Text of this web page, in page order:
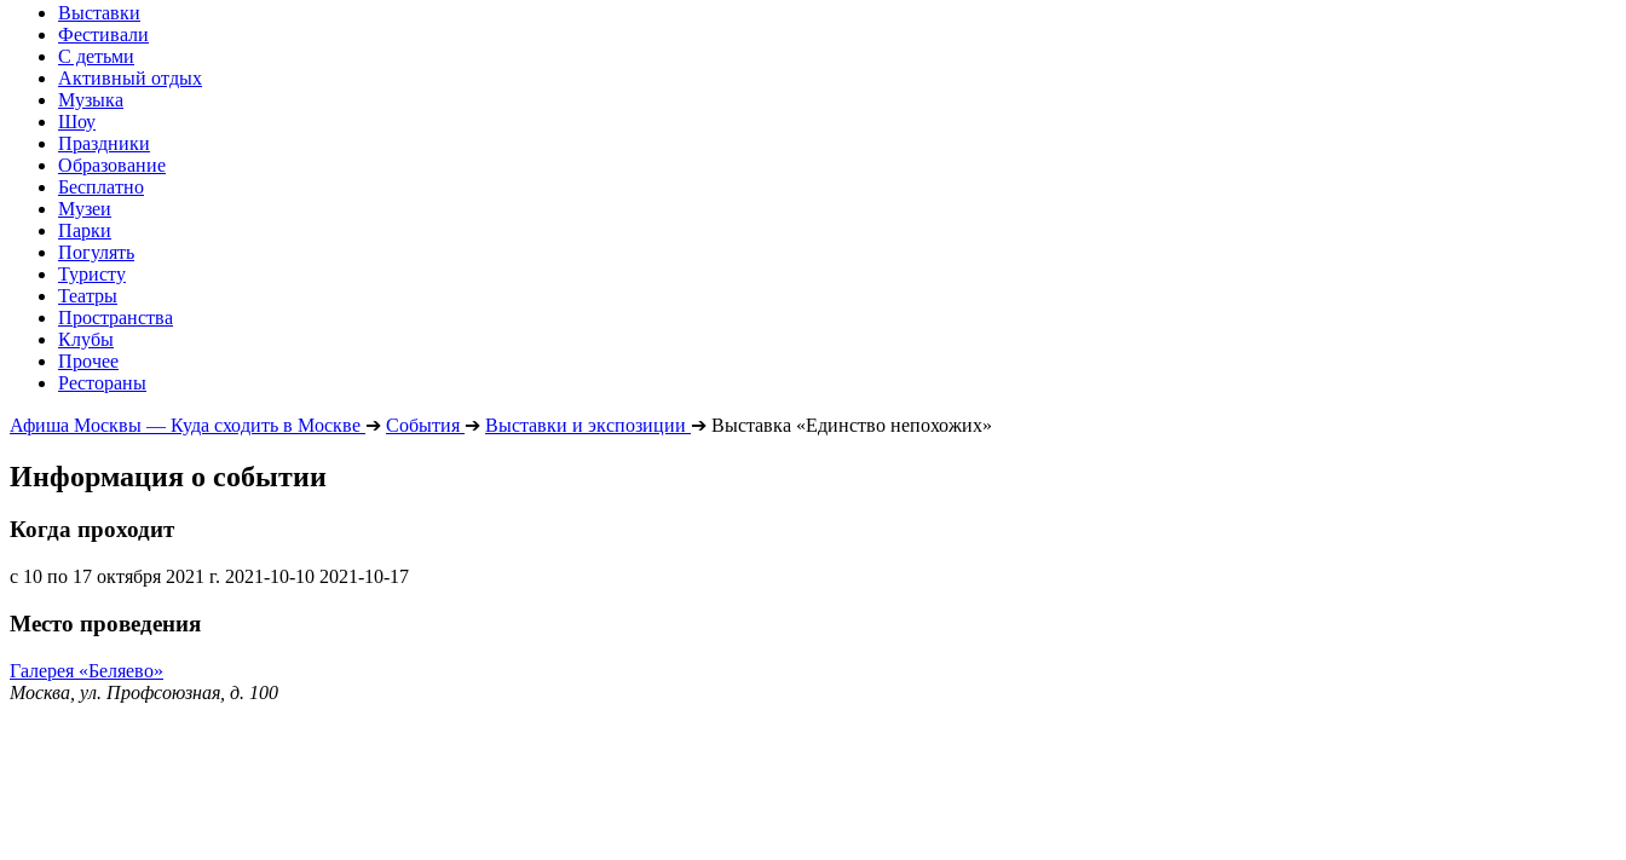
Выставки
Фестивали
С детьми
Активный отдых
Музыка
Шоу
Праздники
Образование
Бесплатно
Музеи
Парки
Погулять
Туристу
Театры
Пространства
Клубы
Прочее
Рестораны
Афиша Москвы — Куда сходить в Москве ➔ События ➔ Выставки и экспозиции ➔ Выставка «Единство непохожих»
Информация о событии
Когда проходит
с 10 по 17 октября 2021 г. 2021-10-10 2021-10-17
Место проведения
Галерея «Беляево»
Москва, ул. Профсоюзная, д. 100